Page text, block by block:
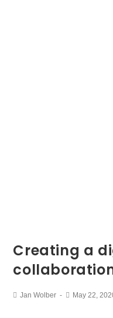
Creating a
Jan Wolber May 22,